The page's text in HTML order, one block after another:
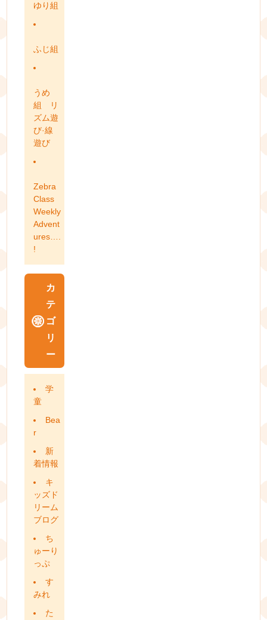
ゆり組
ふじ組
うめ
組 リ
ズム遊
び·線
遊び
Zebra
Class
Weekly
Advent
ures….
!
カ
テ
ゴ
リ
ー
学
童
Bea
r
新
着情報
キ
ッズド
リーム
ブログ
ち
ゅーり
っぷ
す
みれ
た